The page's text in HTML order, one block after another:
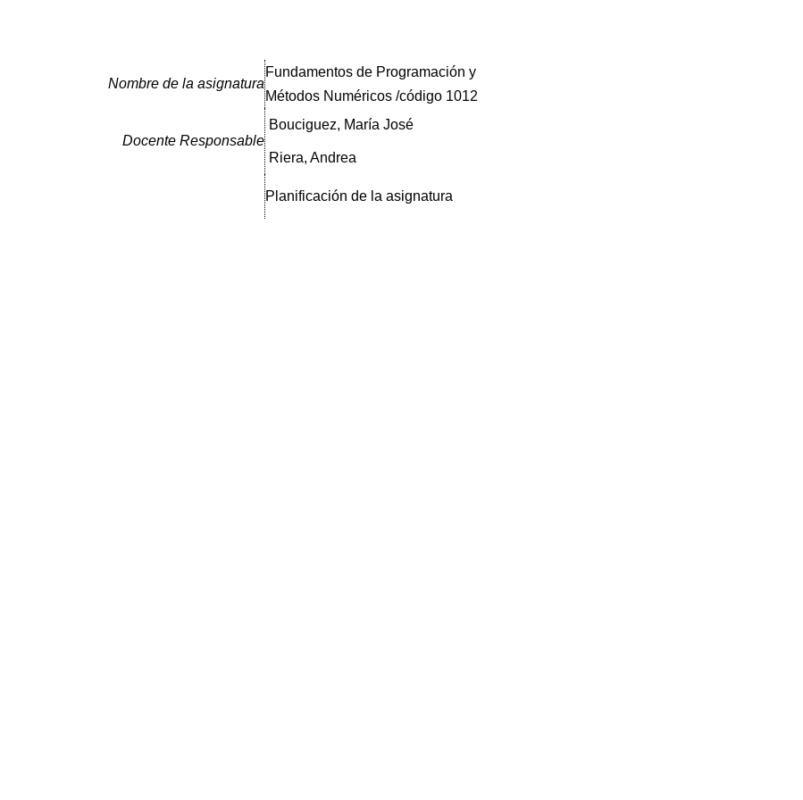
Nombre de la asignatura
Fundamentos de Programación y
Métodos Numéricos /código 1012
Docente Responsable
Bouciguez, María José
Riera, Andrea
Planificación de la asignatura